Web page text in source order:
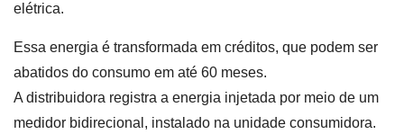
elétrica.
Essa energia é transformada em créditos, que podem ser
abatidos do consumo em até 60 meses.
A distribuidora registra a energia injetada por meio de um
medidor bidirecional, instalado na unidade consumidora.